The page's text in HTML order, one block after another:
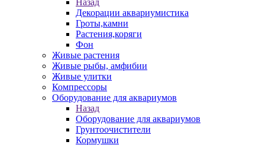
Назад
Декорации аквариумистика
Гроты,камни
Растения,коряги
Фон
Живые растения
Живые рыбы, амфибии
Живые улитки
Компрессоры
Оборудование для аквариумов
Назад
Оборудование для аквариумов
Грунтоочистители
Кормушки